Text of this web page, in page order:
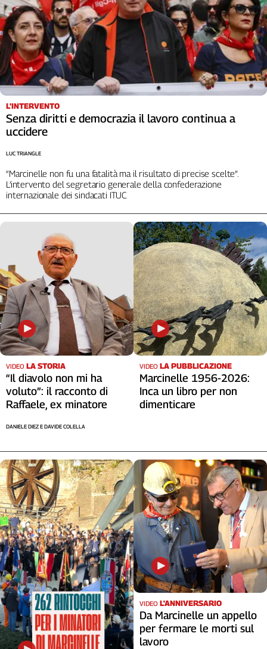
L'INTERVENTO
Senza diritti e democrazia il lavoro continua a
uccidere
“Marcinelle non fu una fatalità ma il risultato di precise scelte”.
L’intervento del segretario generale della confederazione
internazionale dei sindacati ITUC
LUC TRIANGLE
VIDEO LA STORIA
“Il diavolo non mi ha
voluto”: il racconto di
Raffaele, ex minatore
DANIELE DIEZ E DAVIDE COLELLA
VIDEO LA PUBBLICAZIONE
Marcinelle 1956-2026:
Inca un libro per non
dimenticare
VIDEO L'ANNIVERSARIO
Da Marcinelle un appello
per fermare le morti sul
lavoro